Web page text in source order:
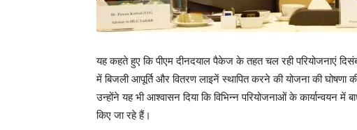
यह कहते हुए कि पीएम दीनदयाल पैकेज के तहत चल रही परियोजनाएं
में बिजली आपूर्ति और वितरण लाइनें स्थापित करने की योजना की घोषणा
उन्होंने यह भी आश्वासन दिया कि विभिन्न परियोजनाओं के कार्यान्वयन
किए जा रहे हैं।